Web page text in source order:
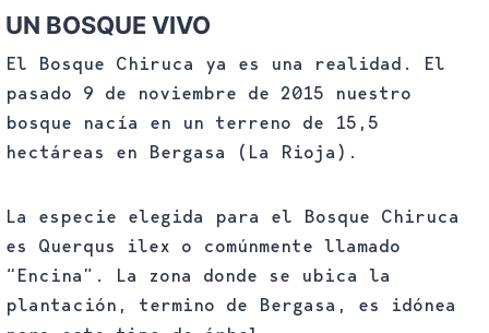
UN BOSQUE VIVO
El Bosque Chiruca ya es una realidad. El
pasado 9 de noviembre de 2015 nuestro
bosque nacía en un terreno de 15,5
hectáreas en Bergasa (La Rioja).
La especie elegida para el Bosque Chiruca
es Querqus ilex o comúnmente llamado
“Encina”. La zona donde se ubica la
plantación, termino de Bergasa, es idónea